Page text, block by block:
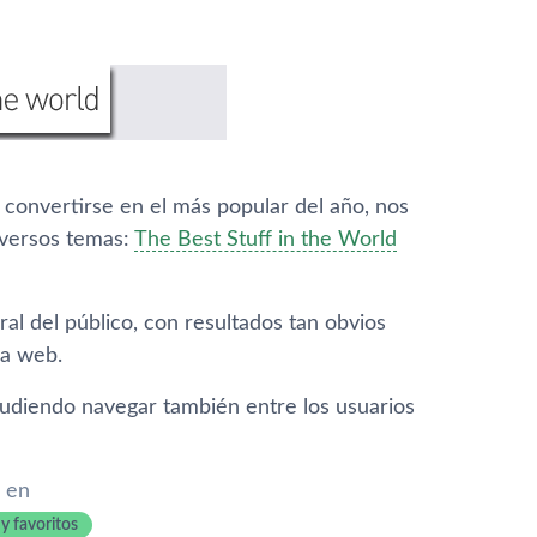
en el más popular del año, nos
temas: The Best Stuff in the World
del público, con resultados tan obvios
web.
navegar también entre los usuarios
en
favoritos